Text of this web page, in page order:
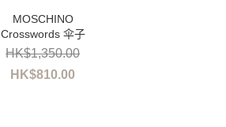
Crosswords 伞子
HK$810.00
HK$1,350.00